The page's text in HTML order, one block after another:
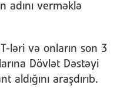
adını verməklə
ləri və onların son 3
Dövlət Dəstəyi
araşdırıb.